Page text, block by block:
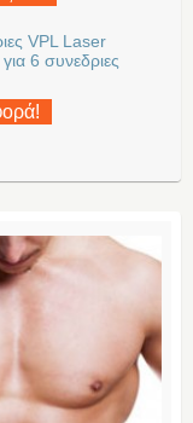
VPL Laser
6 συνεδριες